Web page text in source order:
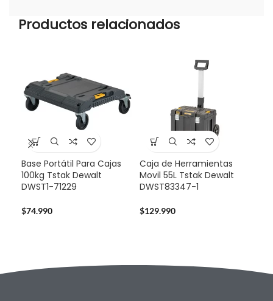
Productos relacionados
Base Portátil Para Cajas
100kg Tstak Dewalt
DWST1-71229
$74.990
Caja de Herramientas
Movil 55L Tstak Dewalt
DWST83347-1
$129.990